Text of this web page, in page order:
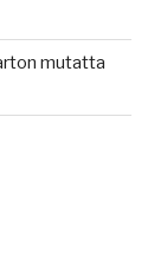
mutatta